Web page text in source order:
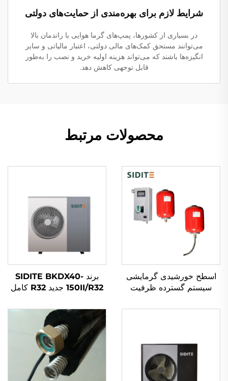
شرایط لازم برای بهره‌مندی از حمایت‌های دولتی
در بسیاری از کشورها، پمپ‌های گرما هوایی با راندمان بالا
می‌توانند مستحق کمک‌های مالی دولتی، اعتبار مالیاتی و سایر
انگیزه‌ها باشند که می‌تواند هزینه اولیه خرید و نصب را به‌طور
قابل توجهی کاهش دهد.
محصولات مرتبط
اسطح خورشیدی گرمایشی
سیستم گسترده ظرفیت
سیستم‌های دوباره گرما-
برند SIDITE BKDX40-
150II/R32 جدید R32 کامل
Inverter + EVI پمپ گرما